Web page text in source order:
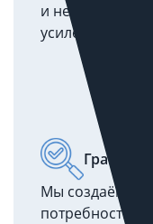
и не
усиления» —
Границы
Мы создаём
потребности